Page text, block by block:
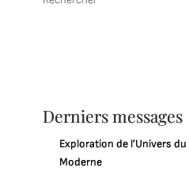
Derniers messages
Exploration de l’Univers
Moderne